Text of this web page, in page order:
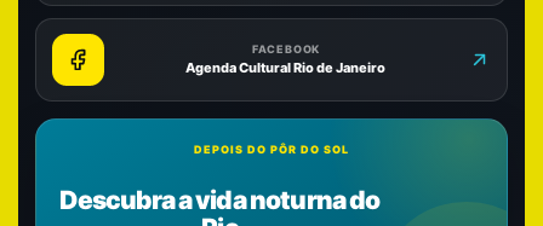
FACEBOOK
Agenda Cultural Rio de Janeiro
DEPOIS DO PÔR DO SOL
Descubra a vida noturna do